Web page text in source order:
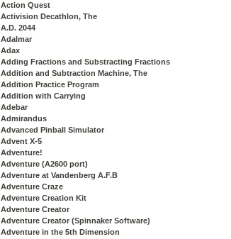
Action Quest
Activision Decathlon, The
A.D. 2044
Adalmar
Adax
Adding Fractions and Substracting Fractions
Addition and Subtraction Machine, The
Addition Practice Program
Addition with Carrying
Adebar
Admirandus
Advanced Pinball Simulator
Advent X-5
Adventure!
Adventure (A2600 port)
Adventure at Vandenberg A.F.B
Adventure Craze
Adventure Creation Kit
Adventure Creator
Adventure Creator (Spinnaker Software)
Adventure in the 5th Dimension